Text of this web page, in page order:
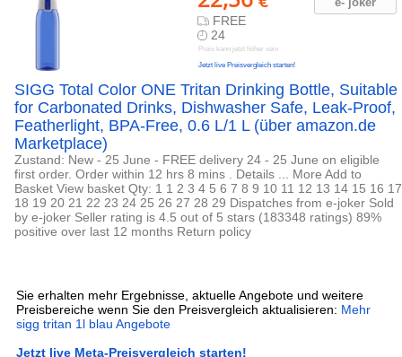
FREE
24
Preis kann jetzt höher sein
Jetzt live Preisvergleich starten!
SIGG Total Color ONE Tritan Drinking Bottle, Suitable
for Carbonated Drinks, Dishwasher Safe, Leak-Proof,
Featherlight, BPA-Free, 0.6 L/1 L (über amazon.de
Marketplace)
Zustand: New - 25 June - FREE delivery 24 - 25 June on eligible
first order. Order within 12 hrs 8 mins . Details ... More Add to
Basket View basket Qty: 1 1 2 3 4 5 6 7 8 9 10 11 12 13 14 15 16 17
18 19 20 21 22 23 24 25 26 27 28 29 Dispatches from e-joker Sold
by e-joker Seller rating is 4.5 out of 5 stars (183348 ratings) 89%
positive over last 12 months Return policy
Sie erhalten mehr Ergebnisse, aktuelle Angebote und weitere
Preisbereiche wenn Sie den Preisvergleich aktualisieren: Mehr
sigg tritan 1l blau Angebote
Jetzt live Meta-Preisvergleich starten!